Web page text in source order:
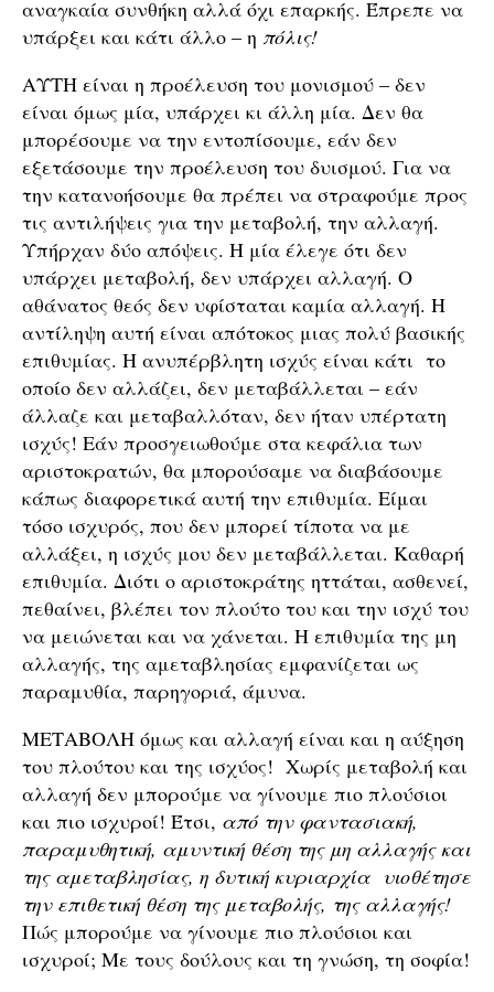
αναγκαία συνθήκη αλλά όχι επαρκής. Έπρεπε να
υπάρξει και κάτι άλλο – η πόλις!
ΑΥΤΗ είναι η προέλευση του μονισμού – δεν
είναι όμως μία, υπάρχει κι άλλη μία. Δεν θα
μπορέσουμε να την εντοπίσουμε, εάν δεν
εξετάσουμε την προέλευση του δυισμού. Για να
την κατανοήσουμε θα πρέπει να στραφούμε προς
τις αντιλήψεις για την μεταβολή, την αλλαγή.
Υπήρχαν δύο απόψεις. Η μία έλεγε ότι δεν
υπάρχει μεταβολή, δεν υπάρχει αλλαγή. Ο
αθάνατος θεός δεν υφίσταται καμία αλλαγή. Η
αντίληψη αυτή είναι απότοκος μιας πολύ βασικής
επιθυμίας. Η ανυπέρβλητη ισχύς είναι κάτι το
οποίο δεν αλλάζει, δεν μεταβάλλεται – εάν
άλλαζε και μεταβαλλόταν, δεν ήταν υπέρτατη
ισχύς! Εάν προσγειωθούμε στα κεφάλια των
αριστοκρατών, θα μπορούσαμε να διαβάσουμε
κάπως διαφορετικά αυτή την επιθυμία. Είμαι
τόσο ισχυρός, που δεν μπορεί τίποτα να με
αλλάξει, η ισχύς μου δεν μεταβάλλεται. Καθαρή
επιθυμία. Διότι ο αριστοκράτης ηττάται, ασθενεί,
πεθαίνει, βλέπει τον πλούτο του και την ισχύ του
να μειώνεται και να χάνεται. Η επιθυμία της μη
αλλαγής, της αμεταβλησίας εμφανίζεται ως
παραμυθία, παρηγοριά, άμυνα.
ΜΕΤΑΒΟΛΗ όμως και αλλαγή είναι και η αύξηση
του πλούτου και της ισχύος! Χωρίς μεταβολή και
αλλαγή δεν μπορούμε να γίνουμε πιο πλούσιοι
και πιο ισχυροί! Έτσι, από την φαντασιακή,
παραμυθητική, αμυντική θέση της μη αλλαγής και
της αμεταβλησίας, η δυτική κυριαρχία υιοθέτησε
την επιθετική θέση της μεταβολής, της αλλαγής!
Πώς μπορούμε να γίνουμε πιο πλούσιοι και
ισχυροί; Με τους δούλους και τη γνώση, τη σοφία!